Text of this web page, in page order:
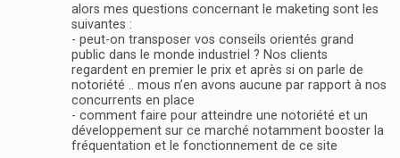
alors mes questions concernant le maketing sont les
suivantes :
- peut-on transposer vos conseils orientés grand
public dans le monde industriel ? Nos clients
regardent en premier le prix et après si on parle de
notoriété .. mous n’en avons aucune par rapport à nos
concurrents en place
- comment faire pour atteindre une notoriété et un
développement sur ce marché notamment booster la
fréquentation et le fonctionnement de ce site